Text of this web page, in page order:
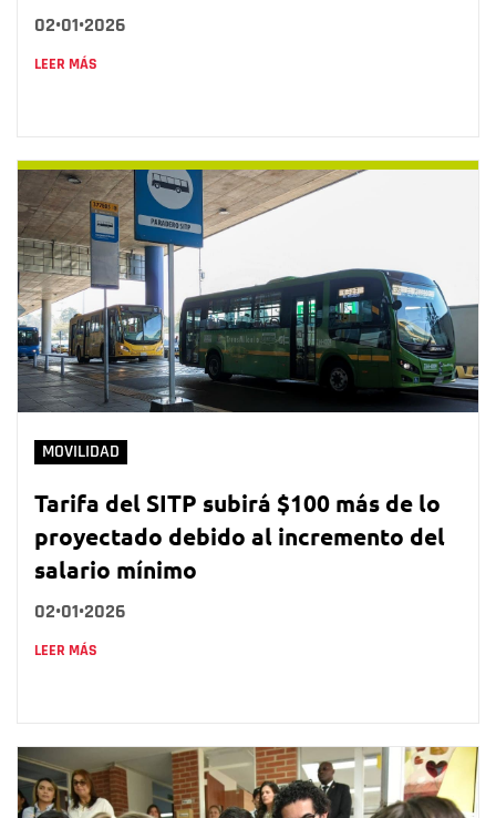
02•01•2026
LEER MÁS
MOVILIDAD
Tarifa del SITP subirá $100 más de lo
proyectado debido al incremento del
salario mínimo
02•01•2026
LEER MÁS